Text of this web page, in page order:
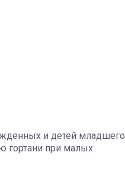
и детей младшего
гортани при малых